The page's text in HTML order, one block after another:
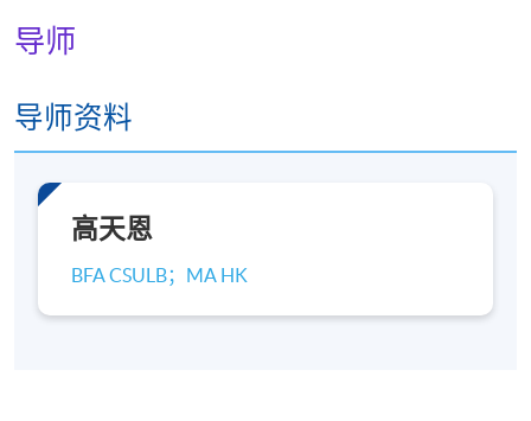
导师
导师资料
高天恩
BFA CSULB；MA HK